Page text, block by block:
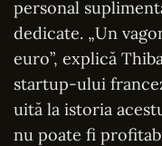
personal
dedicate. „Un
euro”, explică
startup-ului
uită la istoria
nu poate fi